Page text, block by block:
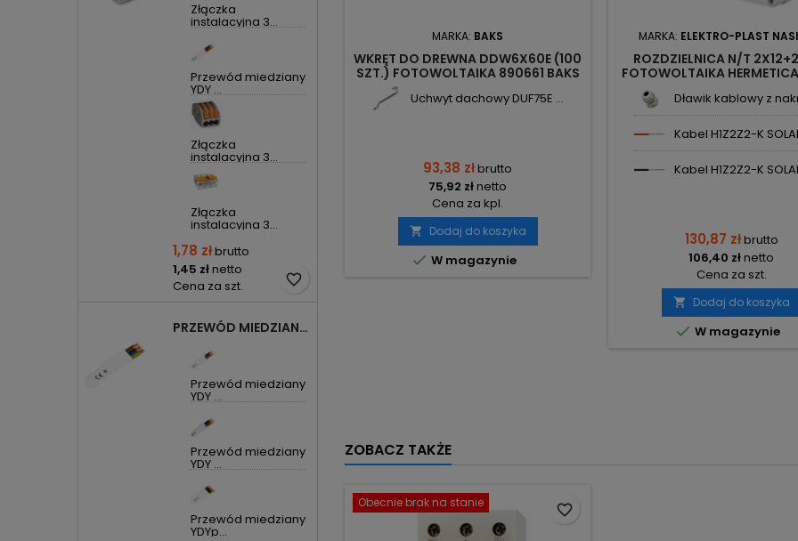
Złączka
instalacyjna 3...
Przewód miedziany
YDY ...
Złączka
instalacyjna 3...
Złączka
instalacyjna 3...
1,78 złbrutto
1,45 złnetto
Cena za szt.
favorite_border
PRZEWÓD MIEDZIANY YDYP DRUT 3X1,5MM2 ŻO 450/750V
Przewód miedziany
YDY ...
Przewód miedziany
YDY ...
Przewód miedziany
YDYp...
MARKA: BAKS
WKRĘT DO DREWNA DDW6X60E (100
SZT.) FOTOWOLTAIKA 890661 BAKS
Uchwyt dachowy DUF75E ...
93,38 złbrutto
75,92 złnetto
Cena za kpl.
 Dodaj do koszyka
 W magazynie
MARKA: ELEKTRO-PLAST
ROZDZIELNICA N/T
FOTOWOLTAIKA
Dławik kablowy z
Kabel H1Z2Z2-K
Kabel H1Z2Z2-K
130,87 złbrutto
106,40 złnetto
Cena za szt.
 Dodaj do koszyka
 W magazynie
ZOBACZ TAKŻE
Obecnie brak na stanie favorite_border